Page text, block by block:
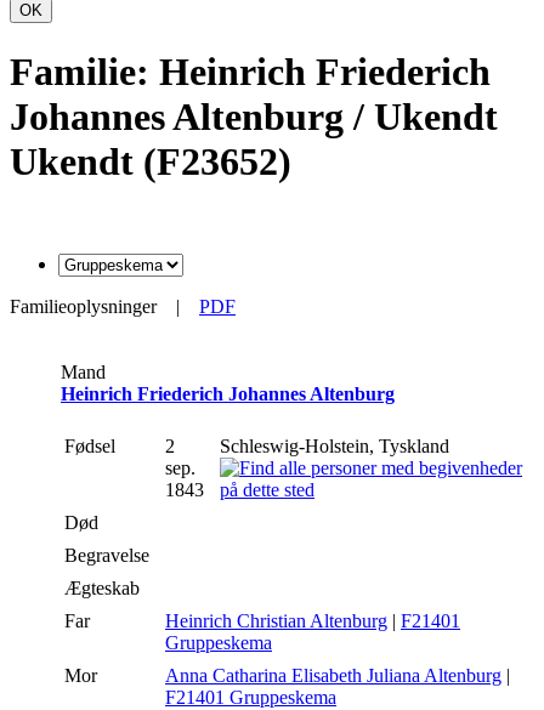
OK
Familie: Heinrich Friederich
Johannes Altenburg / Ukendt
Ukendt (F23652)
Familieoplysninger| PDF
Mand
Heinrich Friederich Johannes Altenburg
Fødsel
2
sep.
1843
Schleswig-Holstein, Tyskland
Død
Begravelse
Ægteskab
Far
Heinrich Christian Altenburg | F21401
Gruppeskema
Mor
Anna Catharina Elisabeth Juliana Altenburg |
F21401 Gruppeskema